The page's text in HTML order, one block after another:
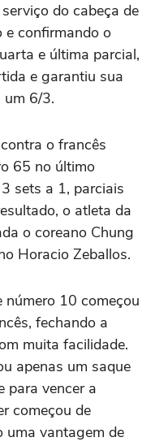
do cabeça de
e confirmando o
e última parcial,
e garantiu sua
um 6/3.
o francês
65 no último
sets a 1, parciais
o atleta da
o coreano Chung
Horacio Zeballos.
número 10 começou
fechando a
muita facilidade.
apenas um saque
para vencer a
começou de
uma vantagem de